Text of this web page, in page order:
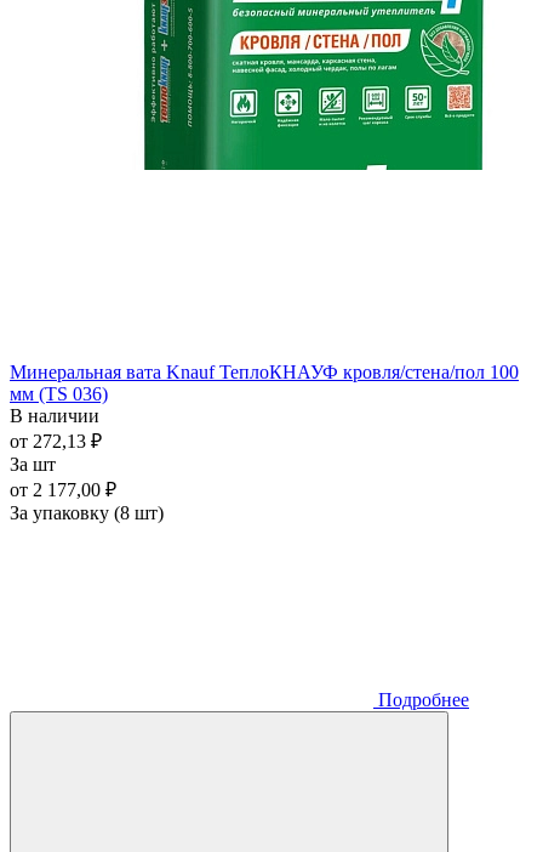
Минеральная вата Knauf ТеплоКНАУФ кровля/стена/пол 100
мм (TS 036)
В наличии
от 272,13 ₽
За шт
от 2 177,00 ₽
За упаковку (8 шт)
Подробнее